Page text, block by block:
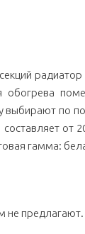
обогрева
выбирают по
от
гамма:
не предлагают.